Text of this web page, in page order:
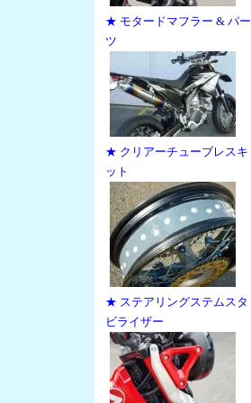
★ モタードマフラー & パー
ツ
★ クリアーチューブレスキ
ット
★ ステアリングステムスタ
ビライザー